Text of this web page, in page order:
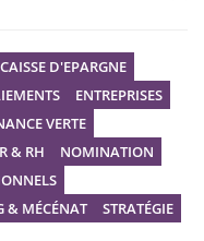
CAISSE D'EPARGNE
ENTREPRISES
VERTE
& RH
NOMINATION
& MÉCÉNAT STRATÉGIE